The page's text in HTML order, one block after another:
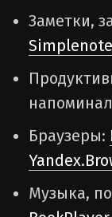
Заметки,
Simplenote
Браузеры:
Музыка,